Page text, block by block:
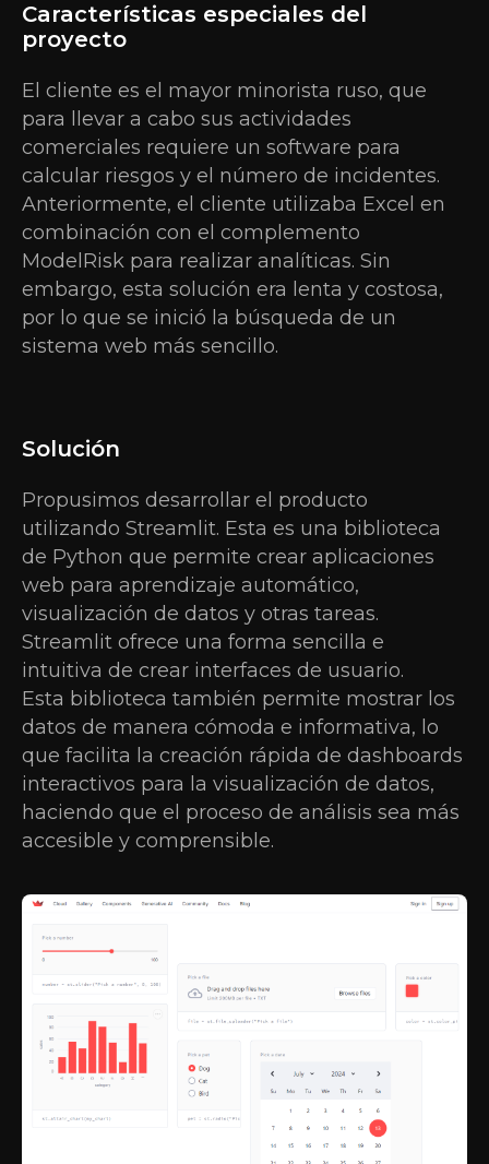
Características especiales del
proyecto
El cliente es el mayor minorista ruso, que
para llevar a cabo sus actividades
comerciales requiere un software para
calcular riesgos y el número de incidentes.
Anteriormente, el cliente utilizaba Excel en
combinación con el complemento
ModelRisk para realizar analíticas. Sin
embargo, esta solución era lenta y costosa,
por lo que se inició la búsqueda de un
sistema web más sencillo.
Solución
Propusimos desarrollar el producto
utilizando Streamlit. Esta es una biblioteca
de Python que permite crear aplicaciones
web para aprendizaje automático,
visualización de datos y otras tareas.
Streamlit ofrece una forma sencilla e
intuitiva de crear interfaces de usuario.
Esta biblioteca también permite mostrar los
datos de manera cómoda e informativa, lo
que facilita la creación rápida de dashboards
interactivos para la visualización de datos,
haciendo que el proceso de análisis sea más
accesible y comprensible.